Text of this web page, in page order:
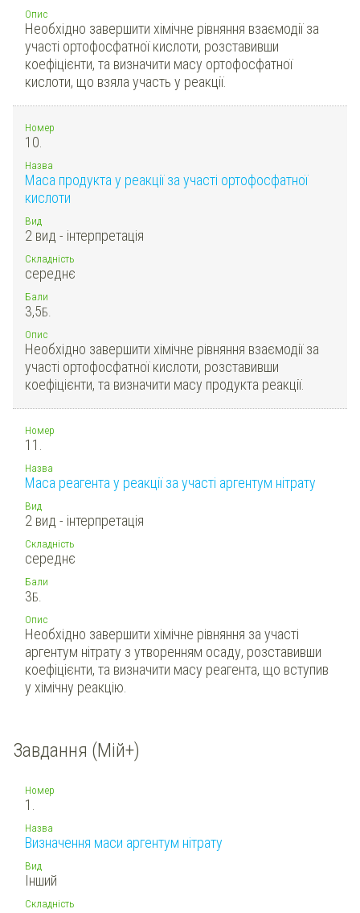
Опис
Необхідно завершити хімічне рівняння взаємодії за
участі ортофосфатної кислоти, розставивши
коефіцієнти, та визначити масу ортофосфатної
кислоти, що взяла участь у реакції.
Номер
10.
Назва
Маса продукта у реакції за участі ортофосфатної
кислоти
Вид
2 вид - інтерпретація
Складність
середнє
Бали
3,5Б.
Опис
Необхідно завершити хімічне рівняння взаємодії за
участі ортофосфатної кислоти, розставивши
коефіцієнти, та визначити масу продукта реакції.
Номер
11.
Назва
Маса реагента у реакції за участі аргентум нітрату
Вид
2 вид - інтерпретація
Складність
середнє
Бали
3Б.
Опис
Необхідно завершити хімічне рівняння за участі
аргентум нітрату з утворенням осаду, розставивши
коефіцієнти, та визначити масу реагента, що вступив
у хімічну реакцію.
Завдання (Мій+)
Номер
1.
Назва
Визначення маси аргентум нітрату
Вид
Інший
Складність